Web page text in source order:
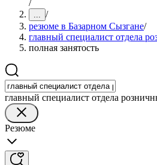
/
... /
резюме в Базарном Сызгане/
главный специалист отдела
полная занятость
главный специалист отдела
Резюме